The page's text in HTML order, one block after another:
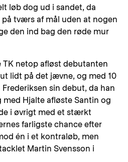
løb dog ud i sandet, da
på tværs af mål uden at nogen
den ind bag den røde mur
TK netop afløst debutanten
lidt på det jævne, og med 10
sin debut, da han
Hjalte afløste Santin og
i øvrigt med et stærkt
farligste chance efter
én i et kontraløb, men
Martin Svensson i